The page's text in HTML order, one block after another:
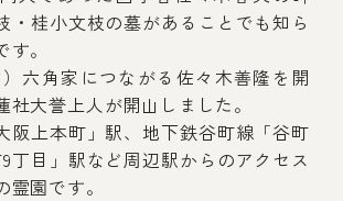
・桂小文枝の墓があることでも知ら
。
）六角家につながる佐々木善隆を開
社大誉上人が開山しました。
阪上本町」駅、地下鉄谷町線「谷町
丁目」駅など周辺駅からのアクセス
園です。